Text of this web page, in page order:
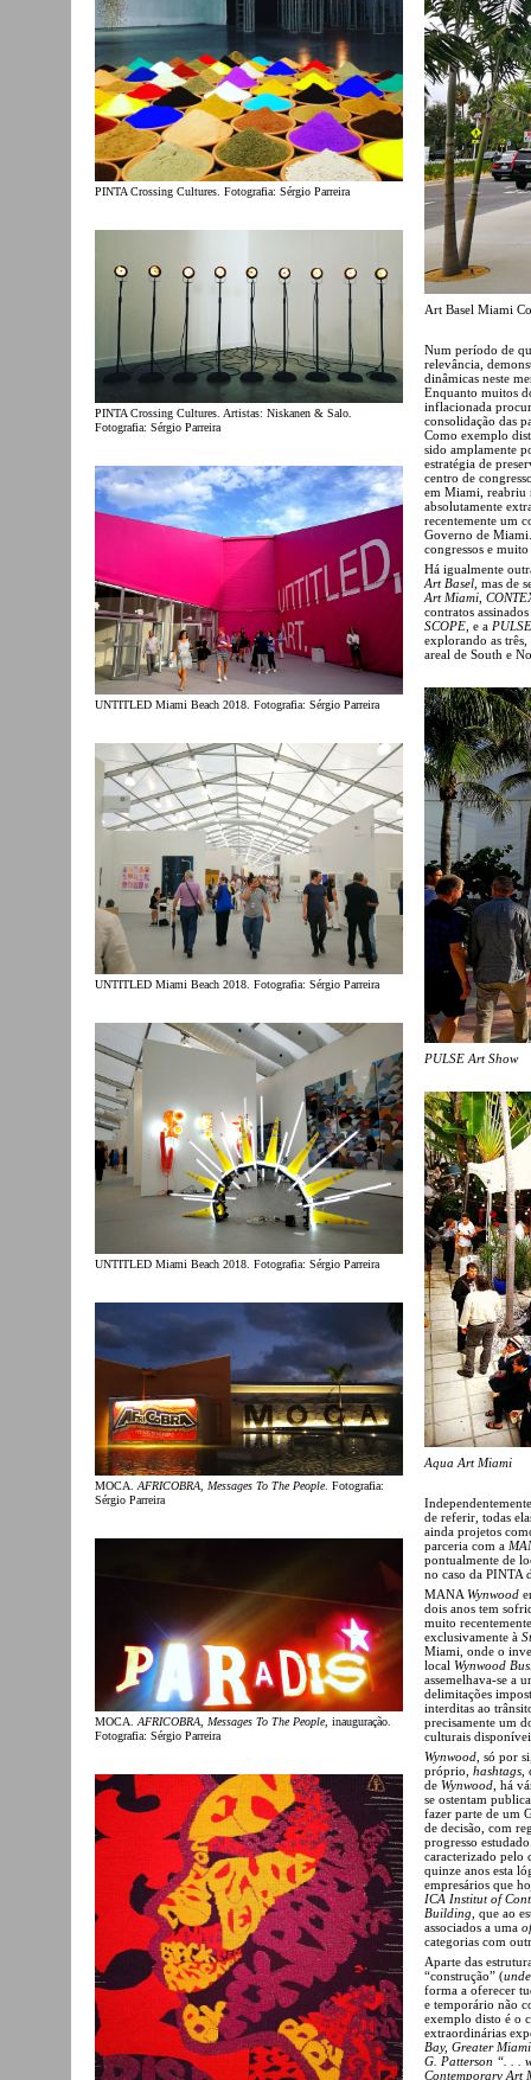
PINTA Crossing Cultures. Fotografia: Sérgio Parreira
PINTA Crossing Cultures. Artistas: Niskanen & Salo.
Fotografia: Sérgio Parreira
UNTITLED Miami Beach 2018. Fotografia: Sérgio Parreira
UNTITLED Miami Beach 2018. Fotografia: Sérgio Parreira
UNTITLED Miami Beach 2018. Fotografia: Sérgio Parreira
MOCA. AFRICOBRA, Messages To The People. Fotografia:
Sérgio Parreira
MOCA. AFRICOBRA, Messages To The People, inauguração.
Fotografia: Sérgio Parreira
Art Basel Miami
Num período de
relevância,
dinâmicas neste
Enquanto muitos
inflacionada
consolidação das
Como exemplo
sido amplamente
estratégia de
centro de
em Miami, reabriu
absolutamente
recentemente um
Governo de
congressos e
Há igualmente
Art Basel , mas de
Art Miami
contratos
SCOPE , e a PULSE
explorando as
areal de South e
PULSE Art Show
Aqua Art Miami
de referir, todas
ainda projetos
parceria com a
pontualmente de
no caso da PINTA
MANA Wynwood
dois anos tem
muito
exclusivamente à
Miami, onde o
local Wynwood
assemelhava-se a
delimitações
interditas ao
precisamente um
culturais
Wynwood , só por
próprio, hashtags
de Wynwood , há
se ostentam
fazer parte de um
de decisão, com
progresso
caracterizado pelo
quinze anos esta
empresários que
ICA Institut of
Building , que ao
associados a uma
categorias com
Aparte das
“construção” (
forma a oferecer
e temporário não
exemplo disto é o
extraordinárias
Bay, Greater
G. Patterson “. . .
Contemporary Art